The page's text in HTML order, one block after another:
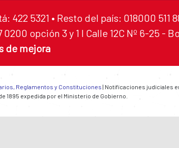
5321 • Resto del país: 018000 511
opción 3 y 1 I Calle 12C Nº 6-25 -
de mejora
Reglamentos y Constituciones | Notificaciones judiciales
1895 expedida por el Ministerio de Gobierno.